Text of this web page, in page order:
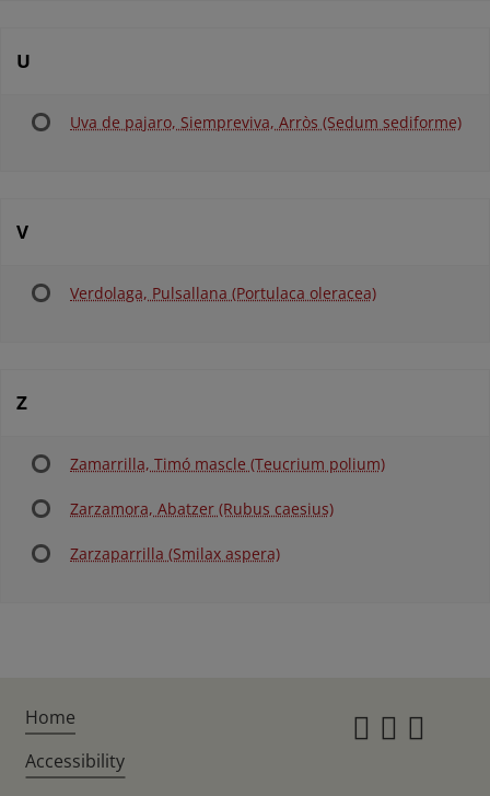
U
Uva de pajaro, Siempreviva, Arròs (Sedum sediforme)
V
Verdolaga, Pulsallana (Portulaca oleracea)
Z
Zamarrilla, Timó mascle (Teucrium polium)
Zarzamora, Abatzer (Rubus caesius)
Zarzaparrilla (Smilax aspera)
Home
Accessibility